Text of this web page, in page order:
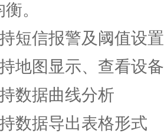
。
信报警及阈值设置
图显示、查看设备
据曲线分析
据导出表格形式